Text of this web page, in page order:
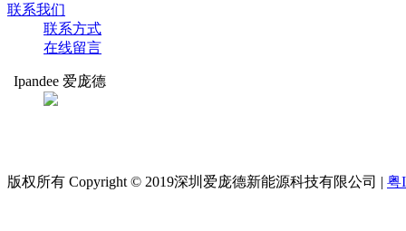
联系我们
联系方式
在线留言
Ipandee 爱庞德
版权所有 Copyright © 2019深圳爱庞德新能源科技有限公司 | 粤